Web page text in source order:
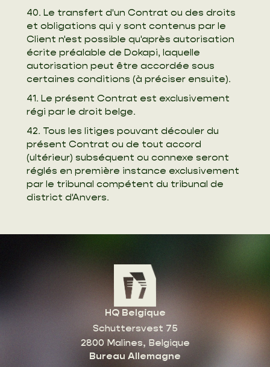
40. Le transfert d'un Contrat ou des droits
et obligations qui y sont contenus par le
Client n'est possible qu'après autorisation
écrite préalable de Dokapi, laquelle
autorisation peut être accordée sous
certaines conditions (à préciser ensuite).
41. Le présent Contrat est exclusivement
régi par le droit belge.
42. Tous les litiges pouvant découler du
présent Contrat ou de tout accord
(ultérieur) subséquent ou connexe seront
réglés en première instance exclusivement
par le tribunal compétent du tribunal de
district d'Anvers.
HQ Belgique
Schuttersvest 75
2800 Malines, Belgique
Bureau Allemagne